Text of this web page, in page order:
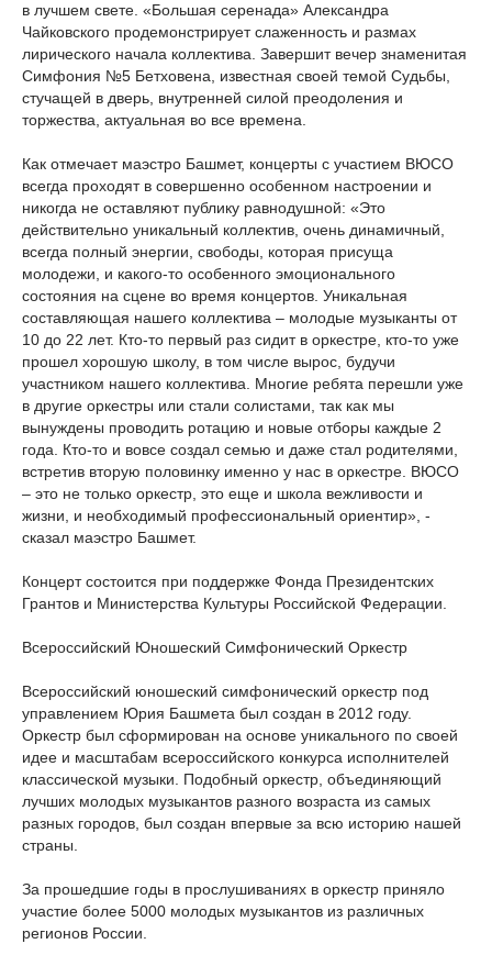
в лучшем свете. «Большая серенада» Александра
Чайковского продемонстрирует слаженность и размах
лирического начала коллектива. Завершит вечер знаменитая
Симфония №5 Бетховена, известная своей темой Судьбы,
стучащей в дверь, внутренней силой преодоления и
торжества, актуальная во все времена.
Как отмечает маэстро Башмет, концерты с участием ВЮСО
всегда проходят в совершенно особенном настроении и
никогда не оставляют публику равнодушной: «Это
действительно уникальный коллектив, очень динамичный,
всегда полный энергии, свободы, которая присуща
молодежи, и какого-то особенного эмоционального
состояния на сцене во время концертов. Уникальная
составляющая нашего коллектива – молодые музыканты от
10 до 22 лет. Кто-то первый раз сидит в оркестре, кто-то уже
прошел хорошую школу, в том числе вырос, будучи
участником нашего коллектива. Многие ребята перешли уже
в другие оркестры или стали солистами, так как мы
вынуждены проводить ротацию и новые отборы каждые 2
года. Кто-то и вовсе создал семью и даже стал родителями,
встретив вторую половинку именно у нас в оркестре. ВЮСО
– это не только оркестр, это еще и школа вежливости и
жизни, и необходимый профессиональный ориентир», -
сказал маэстро Башмет.
Концерт состоится при поддержке Фонда Президентских
Грантов и Министерства Культуры Российской Федерации.
Всероссийский Юношеский Симфонический Оркестр
Всероссийский юношеский симфонический оркестр под
управлением Юрия Башмета был создан в 2012 году.
Оркестр был сформирован на основе уникального по своей
идее и масштабам всероссийского конкурса исполнителей
классической музыки. Подобный оркестр, объединяющий
лучших молодых музыкантов разного возраста из самых
разных городов, был создан впервые за всю историю нашей
страны.
За прошедшие годы в прослушиваниях в оркестр приняло
участие более 5000 молодых музыкантов из различных
регионов России.